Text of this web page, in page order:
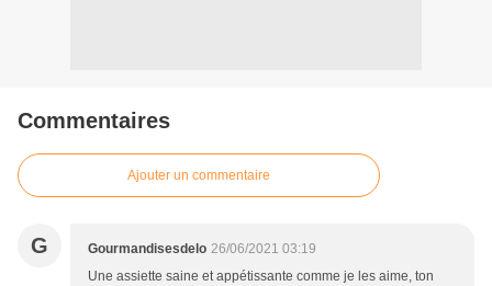
Commentaires
Ajouter un commentaire
G Gourmandisesdelo 26/06/2021 03:19
Une assiette saine et appétissante comme je les aime, ton